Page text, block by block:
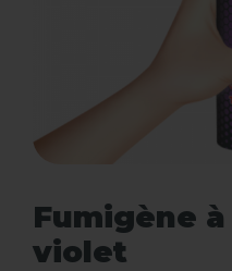
Fumigène
violet